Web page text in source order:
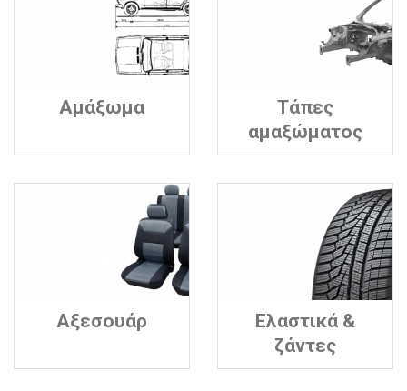
Αμάξωμα
Τάπες
αμαξώματος
Αξεσουάρ
Ελαστικά &
ζάντες